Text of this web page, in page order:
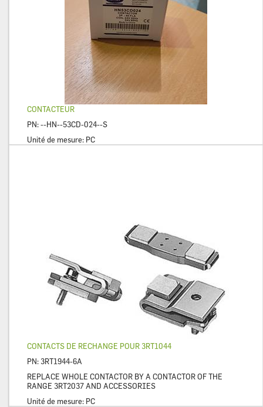
CONTACTEUR
PN:--HN--53CD-024--S
Unité de mesure: PC
CONTACTS DE RECHANGE POUR 3RT1044
PN: 3RT1944-6A
REPLACE WHOLE CONTACTOR BY A CONTACTOR OF THE
RANGE 3RT2037 AND ACCESSORIES
Unité de mesure: PC